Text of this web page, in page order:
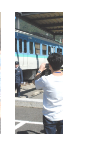
化練習
2024年11
月17日
三重ＰＥＡＲ
ＬＳ 戸倉上
山田温泉で合
宿 女子ラグ
ビーチーム
ラグビー